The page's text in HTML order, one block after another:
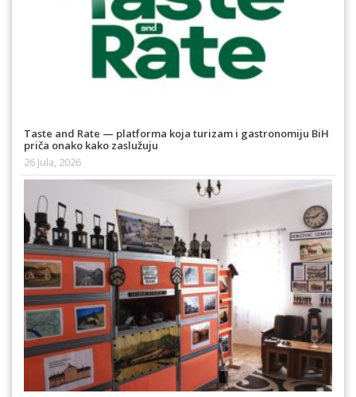
Taste and Rate — platforma koja turizam i gastronomiju BiH
priča onako kako zaslužuju
26 Jula, 2026